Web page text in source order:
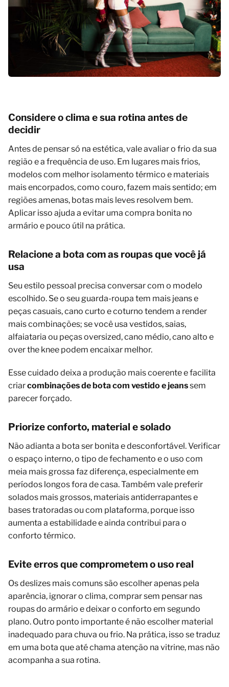
Considere o clima e sua rotina antes de
decidir
Antes de pensar só na estética, vale avaliar o frio da sua
região e a frequência de uso. Em lugares mais frios,
modelos com melhor isolamento térmico e materiais
mais encorpados, como couro, fazem mais sentido; em
regiões amenas, botas mais leves resolvem bem.
Aplicar isso ajuda a evitar uma compra bonita no
armário e pouco útil na prática.
Relacione a bota com as roupas que você já
usa
Seu estilo pessoal precisa conversar com o modelo
escolhido. Se o seu guarda-roupa tem mais jeans e
peças casuais, cano curto e coturno tendem a render
mais combinações; se você usa vestidos, saias,
alfaiataria ou peças oversized, cano médio, cano alto e
over the knee podem encaixar melhor.
Esse cuidado deixa a produção mais coerente e facilita
criarcombinações de bota com vestido e jeanssem
parecer forçado.
Priorize conforto, material e solado
Não adianta a bota ser bonita e desconfortável. Verificar
o espaço interno, o tipo de fechamento e o uso com
meia mais grossa faz diferença, especialmente em
períodos longos fora de casa. Também vale preferir
solados mais grossos, materiais antiderrapantes e
bases tratoradas ou com plataforma, porque isso
aumenta a estabilidade e ainda contribui para o
conforto térmico.
Evite erros que comprometem o uso real
Os deslizes mais comuns são escolher apenas pela
aparência, ignorar o clima, comprar sem pensar nas
roupas do armário e deixar o conforto em segundo
plano. Outro ponto importante é não escolher material
inadequado para chuva ou frio. Na prática, isso se traduz
em uma bota que até chama atenção na vitrine, mas não
acompanha a sua rotina.